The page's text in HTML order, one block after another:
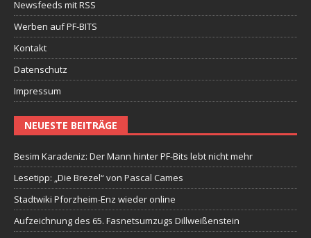
Newsfeeds mit RSS
Werben auf PF-BITS
Kontakt
Datenschutz
Impressum
NEUESTE BEITRÄGE
Besim Karadeniz: Der Mann hinter PF-Bits lebt nicht mehr
Lesetipp: „Die Brezel“ von Pascal Cames
Stadtwiki Pforzheim-Enz wieder online
Aufzeichnung des 65. Fasnetsumzugs Dillweißenstein